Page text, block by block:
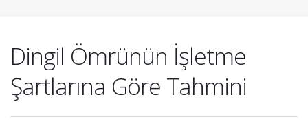
Dingil Ömrünün İşletme
Şartlarına Göre Tahmini